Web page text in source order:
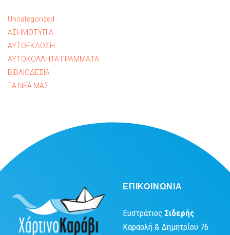
Uncategorized
ΑΣΗΜΟΤΥΠΙΑ
ΑΥΤΟΕΚΔΟΣΗ
ΑΥΤΟΚΟΛΛΗΤΑ ΓΡΑΜΜΑΤΑ
ΒΙΒΛΙΟΔΕΣΙΑ
ΤΑ ΝΕΑ ΜΑΣ
ΕΠΙΚΟΙΝΩΝΙΑ
Ευστράτιος Σιδερής
Καραολή & Δημητρίου 76